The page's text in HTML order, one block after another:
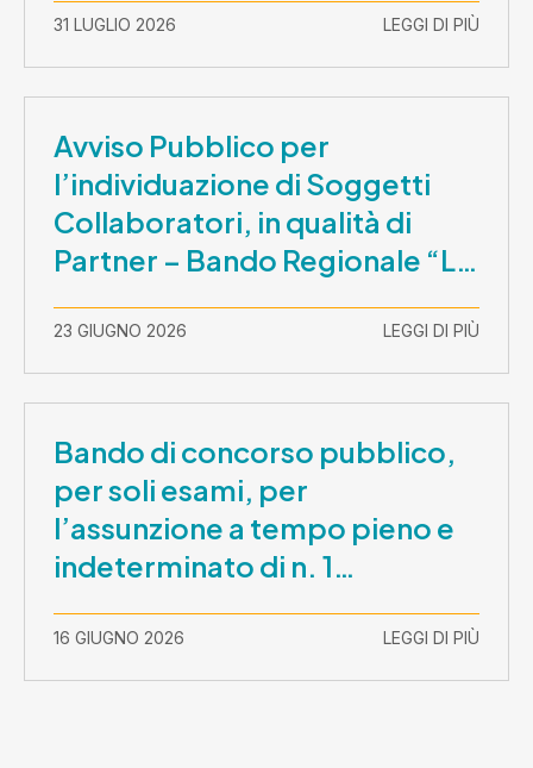
31 LUGLIO 2026 LEGGI DI PIÙ
Avviso Pubblico per
l’individuazione di Soggetti
Collaboratori, in qualità di
Partner – Bando Regionale “La
Lombardia è dei Giovani 2026”
– CUP E81B26000210003
23 GIUGNO 2026 LEGGI DI PIÙ
Bando di concorso pubblico,
per soli esami, per
l’assunzione a tempo pieno e
indeterminato di n. 1
Assistente Sociale –
Comunicazione prova scritta e
prova orale
16 GIUGNO 2026 LEGGI DI PIÙ